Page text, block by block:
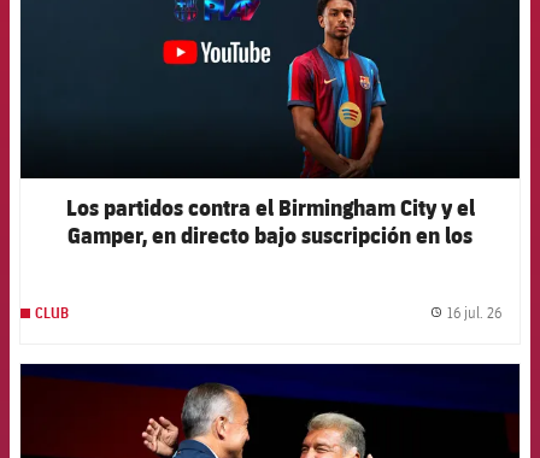
Los partidos contra el Birmingham City y el
Gamper, en directo bajo suscripción en los
CLUB 16 jul. 26